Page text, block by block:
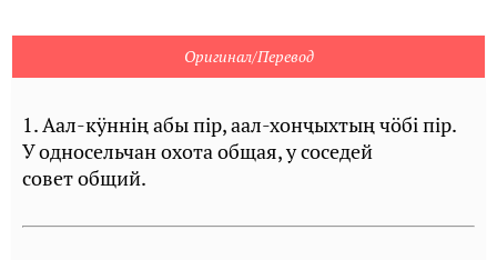
Оригинал/Перевод
1. Аал-кÿннiң абы пiр, аал-хонҷыхтың чöбi пiр.
У односельчан охота общая, у соседей
совет общий.